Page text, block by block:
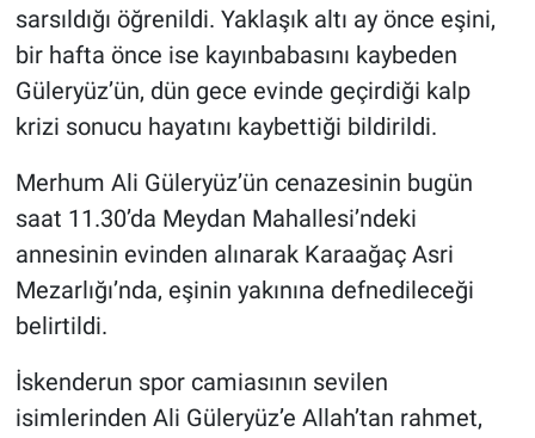
sarsıldığı öğrenildi. Yaklaşık altı ay önce eşini,
bir hafta önce ise kayınbabasını kaybeden
Güleryüz’ün, dün gece evinde geçirdiği kalp
krizi sonucu hayatını kaybettiği bildirildi.
Merhum Ali Güleryüz’ün cenazesinin bugün
saat 11.30’da Meydan Mahallesi’ndeki
annesinin evinden alınarak Karaağaç Asri
Mezarlığı’nda, eşinin yakınına defnedileceği
belirtildi.
İskenderun spor camiasının sevilen
isimlerinden Ali Güleryüz’e Allah’tan rahmet,